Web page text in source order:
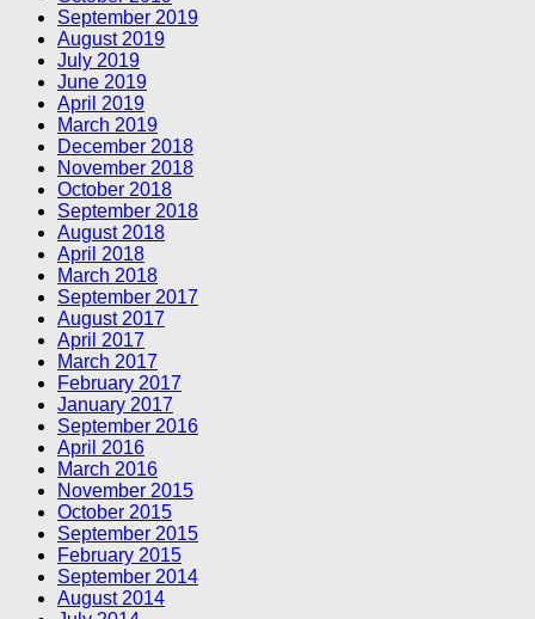
September 2019
August 2019
July 2019
June 2019
April 2019
March 2019
December 2018
November 2018
October 2018
September 2018
August 2018
April 2018
March 2018
September 2017
August 2017
April 2017
March 2017
February 2017
January 2017
September 2016
April 2016
March 2016
November 2015
October 2015
September 2015
February 2015
September 2014
August 2014